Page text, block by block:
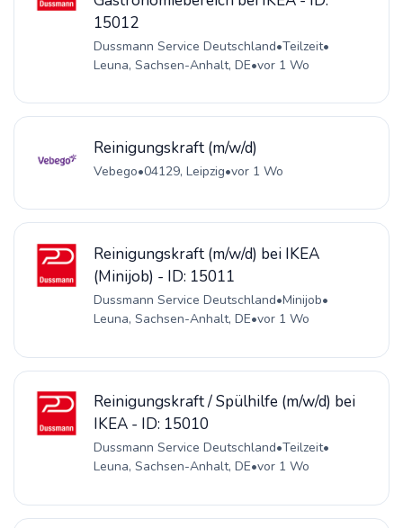
15012
Dussmann Service Deutschland•Teilzeit•
Leuna, Sachsen-Anhalt, DE•vor 1 Wo
Reinigungskraft (m/w/d)
Vebego•04129, Leipzig•vor 1 Wo
Reinigungskraft (m/w/d) bei IKEA
(Minijob) - ID: 15011
Dussmann Service Deutschland•Minijob•
Leuna, Sachsen-Anhalt, DE•vor 1 Wo
Reinigungskraft / Spülhilfe (m/w/d) bei
IKEA - ID: 15010
Dussmann Service Deutschland•Teilzeit•
Leuna, Sachsen-Anhalt, DE•vor 1 Wo